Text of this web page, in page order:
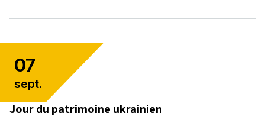
07
sept.
Jour du patrimoine ukrainien